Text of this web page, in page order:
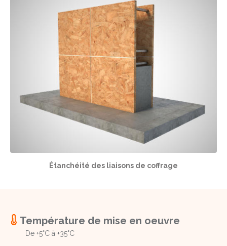
Étanchéité des liaisons de coffrage
Température de mise en oeuvre
De +5°C à +35°C